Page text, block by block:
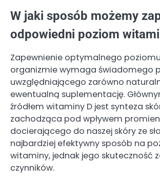
W jaki sposób możemy
odpowiedni poziom
Zapewnienie optymalnego
organizmie wymaga świadomego
uwzględniającego zarówno
ewentualną suplementację.
źródłem witaminy D jest synteza
zachodząca pod wpływem
docierającego do naszej skóry ze
najbardziej efektywny sposób na
witaminy, jednak jego skuteczność
czynników.